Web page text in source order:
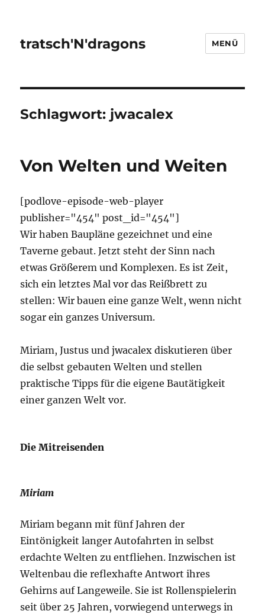
tratsch'N'dragons MENÜ
Schlagwort: jwacalex
Von Welten und Weiten
[podlove-episode-web-player
publisher="454" post_id="454"]
Wir haben Baupläne gezeichnet und eine
Taverne gebaut. Jetzt steht der Sinn nach
etwas Größerem und Komplexen. Es ist Zeit,
sich ein letztes Mal vor das Reißbrett zu
stellen: Wir bauen eine ganze Welt, wenn nicht
sogar ein ganzes Universum.
Miriam, Justus und jwacalex diskutieren über
die selbst gebauten Welten und stellen
praktische Tipps für die eigene Bautätigkeit
einer ganzen Welt vor.
Die Mitreisenden
Miriam
Miriam begann mit fünf Jahren der
Eintönigkeit langer Autofahrten in selbst
erdachte Welten zu entfliehen. Inzwischen ist
Weltenbau die reflexhafte Antwort ihres
Gehirns auf Langeweile. Sie ist Rollenspielerin
seit über 25 Jahren, vorwiegend unterwegs in